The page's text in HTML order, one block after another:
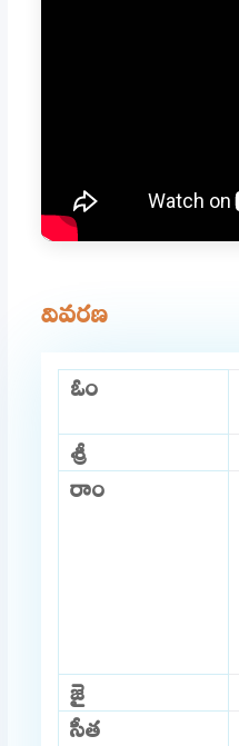
వివరణ
ఓం
శ్రీ
రాం
జై
సీత